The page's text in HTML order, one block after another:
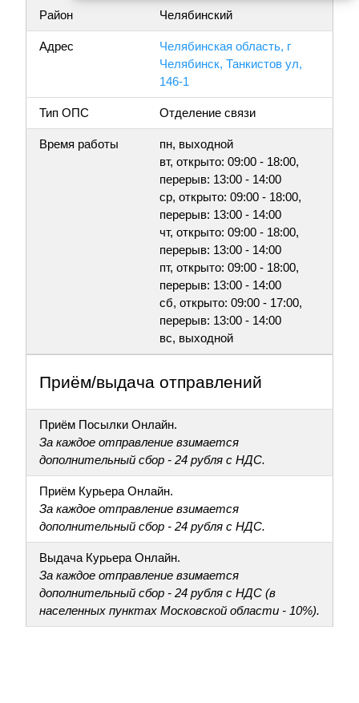
Район Челябинский
Адрес
Челябинская область, г
Челябинск, Танкистов ул,
146-1
Тип ОПС Отделение связи
Время работы
пн, выходной
вт, открыто: 09:00 - 18:00,
перерыв: 13:00 - 14:00
ср, открыто: 09:00 - 18:00,
перерыв: 13:00 - 14:00
чт, открыто: 09:00 - 18:00,
перерыв: 13:00 - 14:00
пт, открыто: 09:00 - 18:00,
перерыв: 13:00 - 14:00
сб, открыто: 09:00 - 17:00,
перерыв: 13:00 - 14:00
вс, выходной
Приём/выдача отправлений
Приём Посылки Онлайн.
За каждое отправление взимается
дополнительный сбор - 24 рубля с НДС.
Приём Курьера Онлайн.
За каждое отправление взимается
дополнительный сбор - 24 рубля с НДС.
Выдача Курьера Онлайн.
За каждое отправление взимается
дополнительный сбор - 24 рубля с НДС (в
населенных пунктах Московской области - 10%).